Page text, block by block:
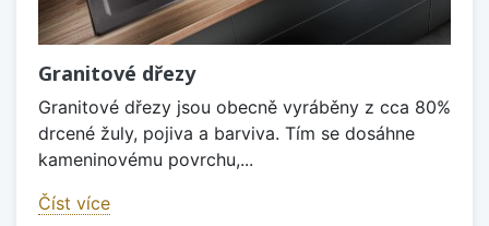
Granitové dřezy
Granitové dřezy jsou obecně vyráběny z cca 80%
drcené žuly, pojiva a barviva. Tím se dosáhne
kameninovému povrchu,...
Číst více